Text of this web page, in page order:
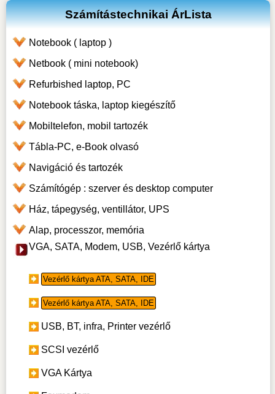
Számítástechnikai ÁrLista
Notebook ( laptop )
Netbook ( mini notebook)
Refurbished laptop, PC
Notebook táska, laptop kiegészítő
Mobiltelefon, mobil tartozék
Tábla-PC, e-Book olvasó
Navigáció és tartozék
Számítógép : szerver és desktop computer
Ház, tápegység, ventillátor, UPS
Alap, processzor, memória
VGA, SATA, Modem, USB, Vezérlő kártya
Vezérlő kártya ATA, SATA, IDE
Vezérlő kártya ATA, SATA, IDE
USB, BT, infra, Printer vezérlő
SCSI vezérlő
VGA Kártya